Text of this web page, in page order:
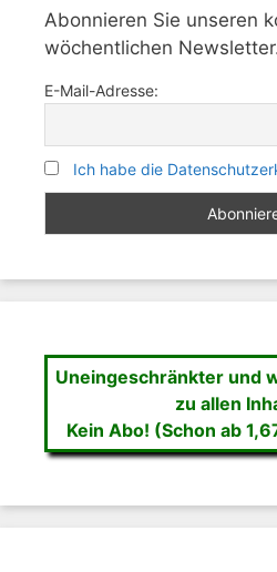
Abonnieren Sie unseren
wöchentlichen
E-Mail-Adresse:
Ich habe die
Uneingeschränkter und
zu allen
Kein Abo! (Schon ab